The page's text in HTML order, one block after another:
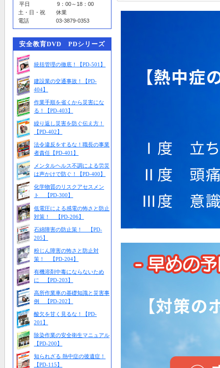
平日 9：00～18：00
土・日・祝 休業
電話 03-3879-0353
安全教育DVD PDシリーズ
統括管理の徹底！【PD-501】
建設業の交通事故！【PD-
404】
作業手順を省くから災害にな
る！【PD-403】
繰り返し災害を防ぐ伝え方！
【PD-402】
法令違反をするな！職長の事業
者責任【PD-401】
メンタルヘルス不調による労災
は声かけで防ぐ！【PD-400】
化学物質のリスクアセスメン
ト 【PD-300】
低電圧による感電の怖さと防止
対策！ 【PD-206】
石綿障害の防止策！ 【PD-
205】
粉じん障害の怖さと防止対
策！ 【PD-204】
有機溶剤中毒にならないため
に 【PD-203】
高所作業車の基礎知識と災害事
例 【PD-202】
酸欠を甘く見るな！【PD-
201】
除染作業の安全衛生マニュアル
【PD-200】
知られざる 熱中症の後遺症！
【PD-115】